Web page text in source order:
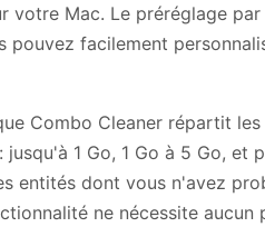
votre Mac. Le préréglage
pouvez facilement
Combo Cleaner répartit
1 Go, 1 Go à 5 Go, et
entités dont vous n'avez
ne nécessite aucun